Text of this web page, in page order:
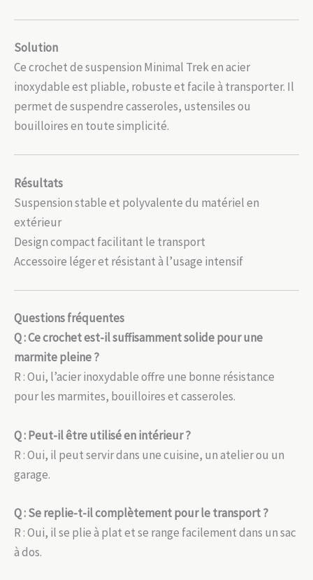
Solution
Ce crochet de suspension Minimal Trek en acier
inoxydable est pliable, robuste et facile à transporter. Il
permet de suspendre casseroles, ustensiles ou
bouilloires en toute simplicité.
Résultats
Suspension stable et polyvalente du matériel en
extérieur
Design compact facilitant le transport
Accessoire léger et résistant à l’usage intensif
Questions fréquentes
Q : Ce crochet est-il suffisamment solide pour une
marmite pleine ?
R : Oui, l’acier inoxydable offre une bonne résistance
pour les marmites, bouilloires et casseroles.
Q : Peut-il être utilisé en intérieur ?
R : Oui, il peut servir dans une cuisine, un atelier ou un
garage.
Q : Se replie-t-il complètement pour le transport ?
R : Oui, il se plie à plat et se range facilement dans un sac
à dos.